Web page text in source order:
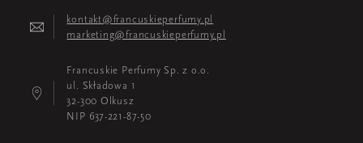
kontakt@francuskieperfumy.pl
marketing@francuskieperfumy.pl
Francuskie Perfumy Sp. z o.o.
ul. Składowa 1
32-300 Olkusz
NIP 637-221-87-50